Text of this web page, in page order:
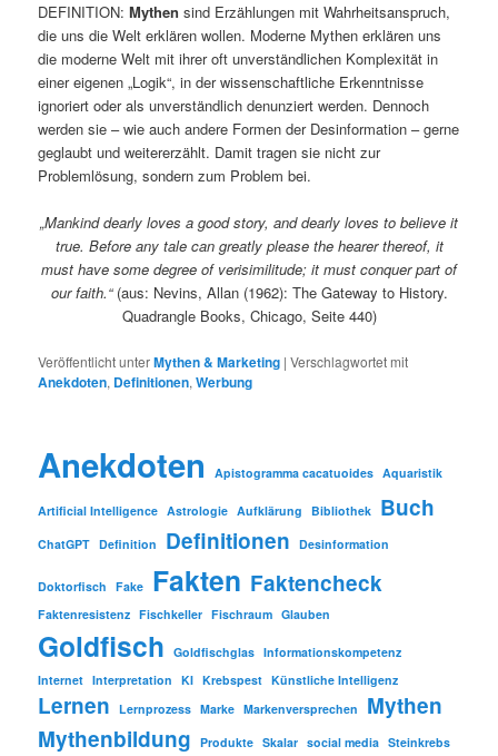
DEFINITION:Mythen sind Erzählungen mit Wahrheitsanspruch,
die uns die Welt erklären wollen. Moderne Mythen erklären uns
die moderne Welt mit ihrer oft unverständlichen Komplexität in
einer eigenen „Logik“, in der wissenschaftliche Erkenntnisse
ignoriert oder als unverständlich denunziert werden. Dennoch
werden sie – wie auch andere Formen der Desinformation – gerne
geglaubt und weitererzählt. Damit tragen sie nicht zur
Problemlösung, sondern zum Problem bei.
„Mankind dearly loves a good story, and dearly loves to believe it
true. Before any tale can greatly please the hearer thereof, it
must have some degree of verisimilitude; it must conquer part of
our faith.“(aus: Nevins, Allan (1962): The Gateway to History.
Quadrangle Books, Chicago, Seite 440)
Veröffentlicht unterMythen & Marketing |Verschlagwortet mit
Anekdoten, Definitionen,Werbung
Anekdoten Apistogramma cacatuoides Aquaristik
Artificial Intelligence Astrologie Aufklärung Bibliothek Buch
ChatGPT Definition Definitionen Desinformation
Doktorfisch Fake Fakten Faktencheck
Faktenresistenz Fischkeller Fischraum Glauben
Goldfisch Goldfischglas Informationskompetenz
Internet Interpretation KI Krebspest Künstliche Intelligenz
Lernen Lernprozess Marke Markenversprechen
Mythen
Mythenbildung
Produkte Skalar social media Steinkrebs